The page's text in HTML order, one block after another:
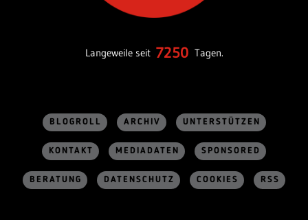
Langeweile seit 7250 Tagen.
BLOGROLL ARCHIV UNTERSTÜTZEN
KONTAKT MEDIADATEN SPONSORED
BERATUNG DATENSCHUTZ COOKIES RSS